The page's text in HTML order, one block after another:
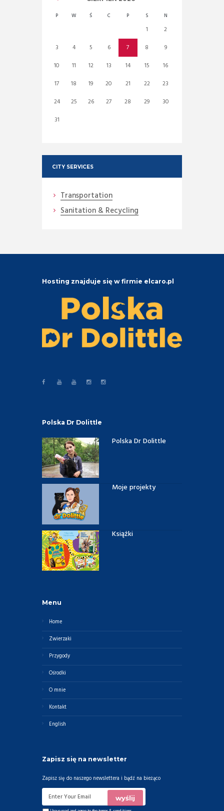
P W Ś C P S N
1
2
3
4 5 6 7 8
9
10
11 12 13 14 15
16
17
18 19 20 21 22
23
24
25 26 27 28 29
30
31
CITY SERVICES
Transportation
Sanitation & Recycling
Hosting znajduje się w firmie elcaro.pl
Polska Dr Dolittle
Polska Dr Dolittle
Moje projekty
Książki
Menu
Home
Zwierzaki
Przygody
Ośrodki
O mnie
Kontakt
English
Zapisz się na newsletter
Zapisz się do naszego newslettera i bądź na bieżąco